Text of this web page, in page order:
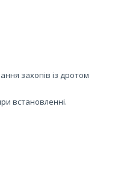
захопів із дротом
встановленні.